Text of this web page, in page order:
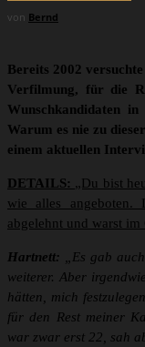
von Bernd
Bereits 2002
Verfilmung, für die
Wunschkandidaten
Warum es nie zu
einem aktuellen
DETAILS: „Du bist
wie alles angeboten.
abgelehnt und warst im
Hartnett: „Es gab
weiterer. Aber
hätten, mich
für den Rest meiner
war zwar erst 22, sah